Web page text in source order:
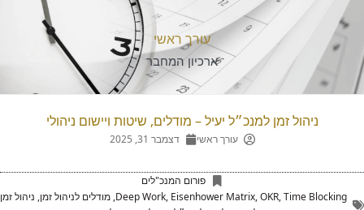
עורך ראשי
ארכיון המחבר
זמן למנכ״ל יעיל – מודלים, שיטות ויישום ניהולי
עורך ראשי דצמבר 31, 2025
פורום המנכ"לים
Deep Work ,Eisenhower Matrix,OKR,
, מודלים לניהול זמן,ניהול זמן